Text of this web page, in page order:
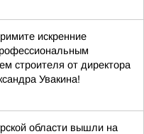
искренние
строителя от директора
Увакина!
области вышли на